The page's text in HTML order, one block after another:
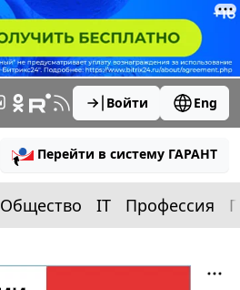
Войти Eng
Перейти в систему ГАРАНТ
Общество IT Профессия